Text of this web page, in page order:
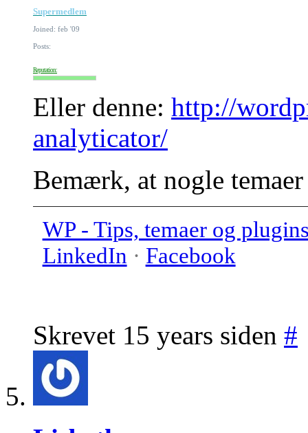
Supermedlem
Joined: feb '09
Posts:
Reputation:
Eller denne: http://
analyticator/
Bemærk, at nogle
WP - Tips, temaer og
LinkedIn · Facebook
Skrevet 15 years siden #